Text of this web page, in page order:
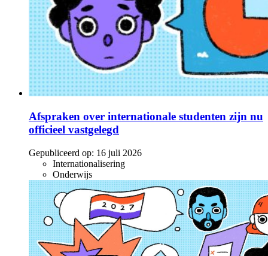
Afspraken over internationale studenten zijn nu
officieel vastgelegd
Gepubliceerd op: 16 juli 2026
Internationalisering
Onderwijs